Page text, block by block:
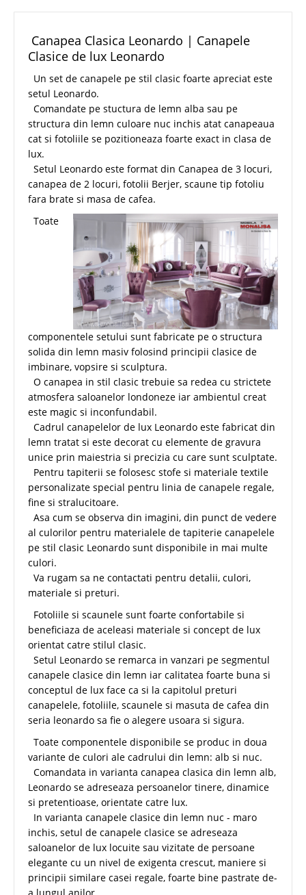
Canapea Clasica Leonardo | Canapele
Clasice de lux Leonardo
Un set de canapele pe stil clasic foarte apreciat este
setul Leonardo.
Comandate pe stuctura de lemn alba sau pe
structura din lemn culoare nuc inchis atat canapeaua
cat si fotoliile se pozitioneaza foarte exact in clasa de
lux.
Setul Leonardo este format din Canapea de 3 locuri,
canapea de 2 locuri, fotolii Berjer, scaune tip fotoliu
fara brate si masa de cafea.
Toate
componentele setului sunt fabricate pe o structura
solida din lemn masiv folosind principii clasice de
imbinare, vopsire si sculptura.
O canapea in stil clasic trebuie sa redea cu strictete
atmosfera saloanelor londoneze iar ambientul creat
este magic si inconfundabil.
Cadrul canapelelor de lux Leonardo este fabricat din
lemn tratat si este decorat cu elemente de gravura
unice prin maiestria si precizia cu care sunt sculptate.
Pentru tapiterii se folosesc stofe si materiale textile
personalizate special pentru linia de canapele regale,
fine si stralucitoare.
Asa cum se observa din imagini, din punct de vedere
al culorilor pentru materialele de tapiterie canapelele
pe stil clasic Leonardo sunt disponibile in mai multe
culori.
Va rugam sa ne contactati pentru detalii, culori,
materiale si preturi.
Fotoliile si scaunele sunt foarte confortabile si
beneficiaza de aceleasi materiale si concept de lux
orientat catre stilul clasic.
Setul Leonardo se remarca in vanzari pe segmentul
canapele clasice din lemn iar calitatea foarte buna si
conceptul de lux face ca si la capitolul preturi
canapelele, fotoliile, scaunele si masuta de cafea din
seria leonardo sa fie o alegere usoara si sigura.
Toate componentele disponibile se produc in doua
variante de culori ale cadrului din lemn: alb si nuc.
Comandata in varianta canapea clasica din lemn alb,
Leonardo se adreseaza persoanelor tinere, dinamice
si pretentioase, orientate catre lux.
In varianta canapele clasice din lemn nuc - maro
inchis, setul de canapele clasice se adreseaza
saloanelor de lux locuite sau vizitate de persoane
elegante cu un nivel de exigenta crescut, maniere si
principii similare casei regale, foarte bine pastrate de-
a lungul anilor.